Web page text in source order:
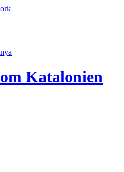
Katalonien